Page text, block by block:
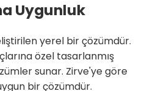
Uygunluk
yerel bir çözümdür.
özel tasarlanmış
sunar. Zirve'ye göre
bir çözümdür.